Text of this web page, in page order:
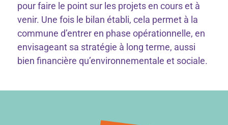
pour faire le point sur les projets en cours et à
venir. Une fois le bilan établi, cela permet à la
commune d’entrer en phase opérationnelle, en
envisageant sa stratégie à long terme, aussi
bien financière qu’environnementale et sociale.